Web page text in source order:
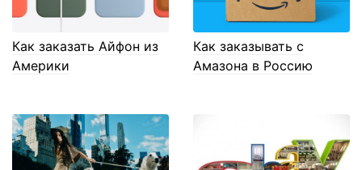
Как заказать Айфон из
Америки
Как заказывать с
Амазона в Россию